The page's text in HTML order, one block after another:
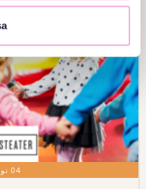
04 نوفمبر 2026